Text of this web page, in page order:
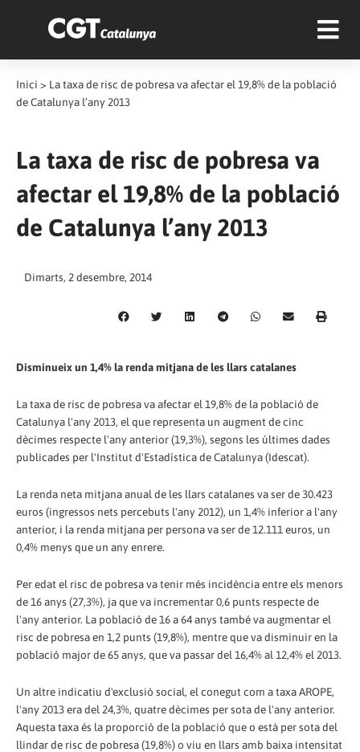
Inici > La taxa de risc de pobresa va afectar el 19,8% de la població
de Catalunya l’any 2013
La taxa de risc de pobresa va
afectar el 19,8% de la població
de Catalunya l’any 2013
Dimarts, 2 desembre, 2014
Disminueix un 1,4% la renda mitjana de les llars catalanes
La taxa de risc de pobresa va afectar el 19,8% de la població de
Catalunya l'any 2013, el que representa un augment de cinc
dècimes respecte l'any anterior (19,3%), segons les últimes dades
publicades per l'Institut d'Estadística de Catalunya (Idescat).
La renda neta mitjana anual de les llars catalanes va ser de 30.423
euros (ingressos nets percebuts l'any 2012), un 1,4% inferior a l'any
anterior, i la renda mitjana per persona va ser de 12.111 euros, un
0,4% menys que un any enrere.
Per edat el risc de pobresa va tenir més incidència entre els menors
de 16 anys (27,3%), ja que va incrementar 0,6 punts respecte de
l'any anterior. La població de 16 a 64 anys també va augmentar el
risc de pobresa en 1,2 punts (19,8%), mentre que va disminuir en la
població major de 65 anys, que va passar del 16,4% al 12,4% el 2013.
Un altre indicatiu d'exclusió social, el conegut com a taxa AROPE,
l'any 2013 era del 24,3%, quatre dècimes per sota de l'any anterior.
Aquesta taxa és la proporció de la població que o està per sota del
llindar de risc de pobresa (19,8%) o viu en llars amb baixa intensitat